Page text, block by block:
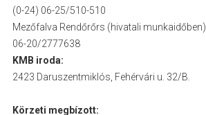
(0-24) 06-25/510-510
Mezőfalva Rendőrőrs (hivatali munkaidőben)
06-20/2777638
KMB iroda:
2423 Daruszentmiklós, Fehérvári u. 32/B.
Körzeti megbízott: